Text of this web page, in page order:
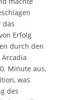
das
Erfolg
durch den
Minute aus,
was
des